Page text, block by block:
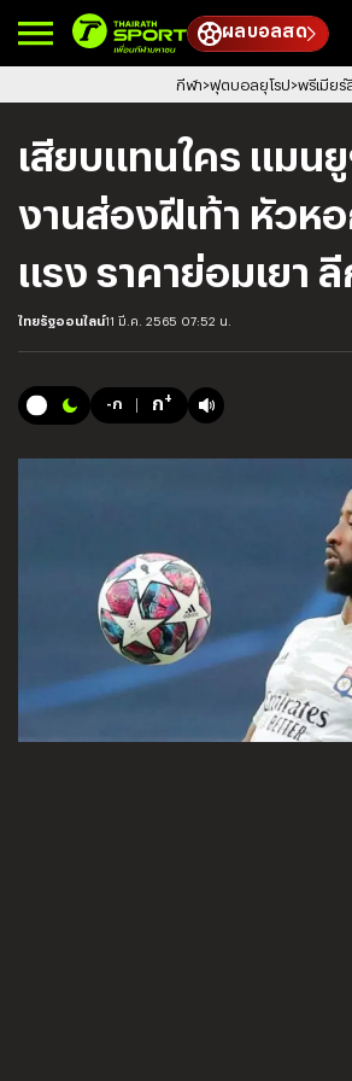
ผลบอลสด
กีฬา ฟุตบอลยุโรป พรีเมียร์
เสียบแทนใคร แมน
งานส่องฝีเท้า หัวห
แรง ราคาย่อมเยา
ไทยรัฐออนไลน์11 มี.ค. 2565 07:52 น.
-ก ก+